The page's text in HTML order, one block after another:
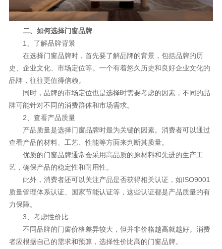
二、如何选择门窗品牌
1、了解品牌背景
在选择门窗品牌时，首先要了解品牌的背景，包括品牌的历
史、企业文化、市场定位等。一个有着悠久历史和良好企业文化的
品牌，往往更值得信赖。
同时，品牌的市场定位也是选择时需要考虑的因素，不同的品
牌可能针对不同的消费群体和市场需求。
2、查看产品质量
产品质量是选择门窗品牌时最为关键的因素。消费者可以通过
查看产品的材料、工艺、性能等方面来判断其质量。
优质的门窗品牌通常会采用高品质的原材料和先进的生产工
艺，确保产品的稳定性和耐用性。
此外，消费者还可以关注产品是否获得相关认证，如ISO9001
质量管理体系认证、国家节能认证等，这些认证都是产品质量的有
力保障。
3、考虑性价比
不同品牌的门窗价格差异较大，但并非价格越高就越好。消费
者应根据自己的需求和预算，选择性价比高的门窗品牌。